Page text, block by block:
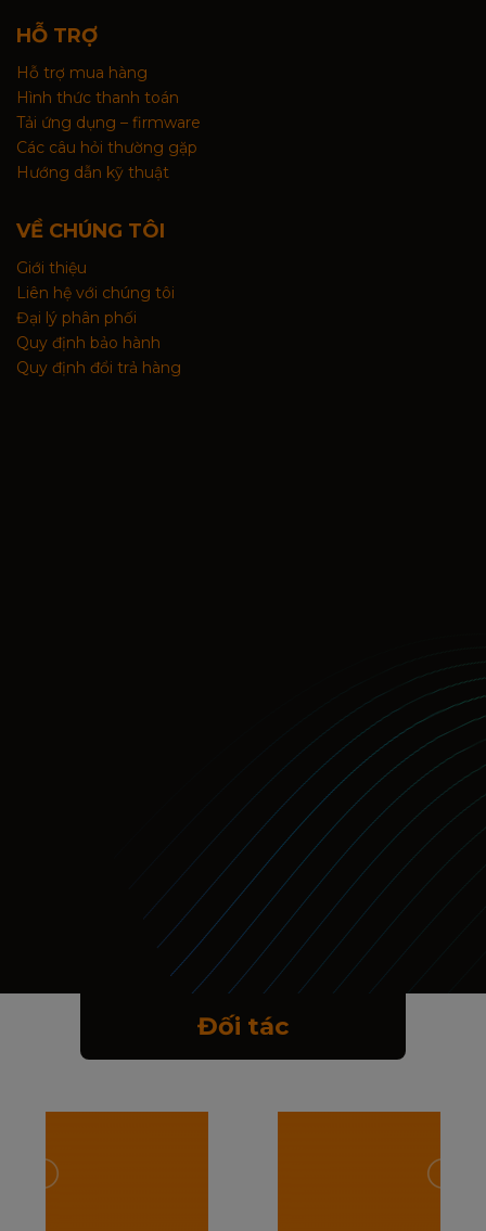
HỖ TRỢ
Hỗ trợ mua hàng
Hình thức thanh toán
Tải ứng dụng – firmware
Các câu hỏi thường gặp
Hướng dẫn kỹ thuật
VỀ CHÚNG TÔI
Giới thiệu
Liên hệ với chúng tôi
Đại lý phân phối
Quy định bảo hành
Quy định đổi trả hàng
Đối tác